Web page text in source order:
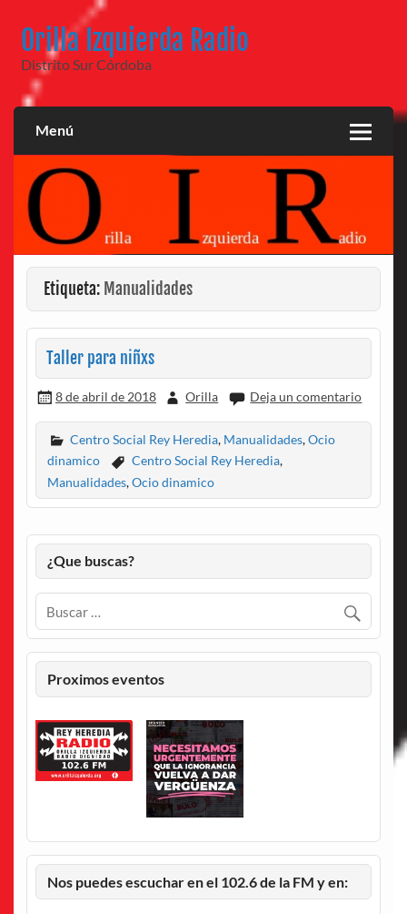
contenido
Orilla Izquierda Radio
Distrito Sur Córdoba
Menú
Etiqueta: Manualidades
Taller para niñxs
8 de abril de 2018 Orilla Deja un comentario
Centro Social Rey Heredia, Manualidades,Ocio
dinamico
Centro Social Rey Heredia,
Manualidades, Ocio dinamico
¿Que buscas?
Proximos eventos
Nos puedes escuchar en el 102.6 de la FM y en: